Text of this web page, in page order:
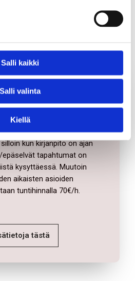
Salli kaikki
Salli valinta
Kiellä
ja veroilmoitus
kk - 210€ tmi - 280€ oy
kun kirjanpito on ajan
tapahtumat on
kysyttäessä. Muutoin
aikaisten asioiden
tuntihinnalla 70€/h.
tästä